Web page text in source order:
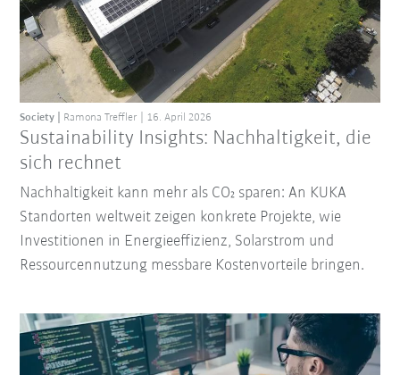
Sustainability Insights: Nachhaltigkeit, die
sich rechnet
Society Ramona Treffler 16. April 2026
Nachhaltigkeit kann mehr als CO₂ sparen: An KUKA
Standorten weltweit zeigen konkrete Projekte, wie
Investitionen in Energieeffizienz, Solarstrom und
Ressourcennutzung messbare Kostenvorteile bringen.